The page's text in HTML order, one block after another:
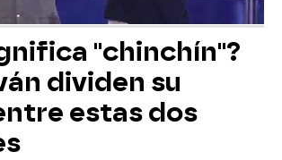
"chinchín"?
dividen su
estas dos